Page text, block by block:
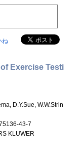
ね
Exercise Testi
D.Y.Sue, W.W.Strin
43-7
KLUWER